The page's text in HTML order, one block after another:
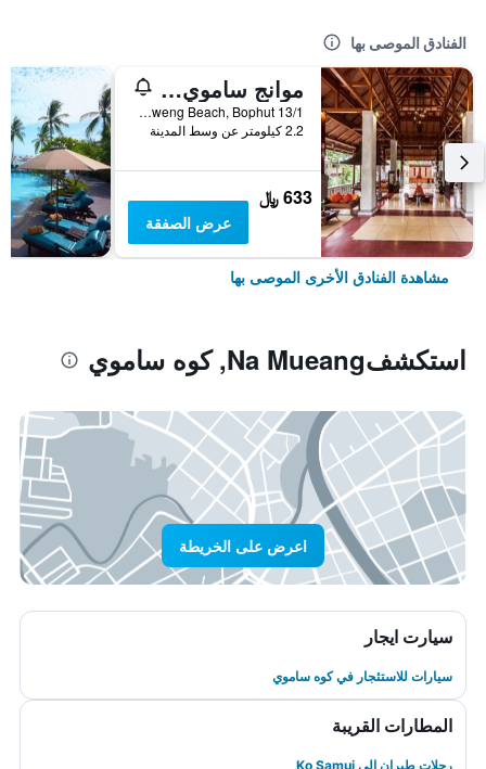
الفنادق الموصى بها
موانج ساموي سبا ريزورت
13/1 Moo2, Chaweng Beach, Bophut, كوه ساموي, تايلاند
2.2 كيلومتر عن وسط المدينة
633 ﷼
عرض الصفقة
مشاهدة الفنادق الأخرى الموصى بها
استكشفNa Mueang, كوه ساموي
اعرض على الخريطة
سيارت ايجار
سيارات للاستئجار في كوه ساموي
المطارات القريبة
رحلات طيران إلى Ko Samui